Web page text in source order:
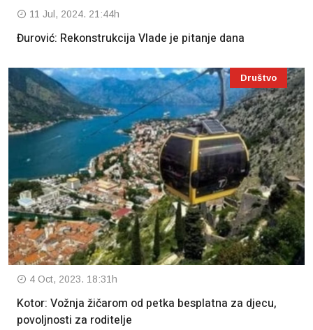
11 Jul, 2024. 21:44h
Đurović: Rekonstrukcija Vlade je pitanje dana
Društvo
4 Oct, 2023. 18:31h
Kotor: Vožnja žičarom od petka besplatna za djecu,
povoljnosti za roditelje